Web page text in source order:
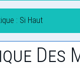
: Si Haut
Des